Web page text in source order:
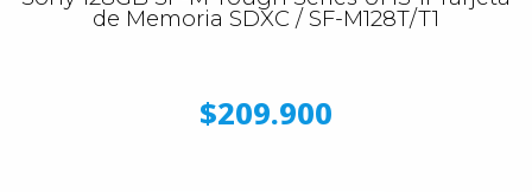
de Memoria SDXC / SF-M128T/T1
$209.900